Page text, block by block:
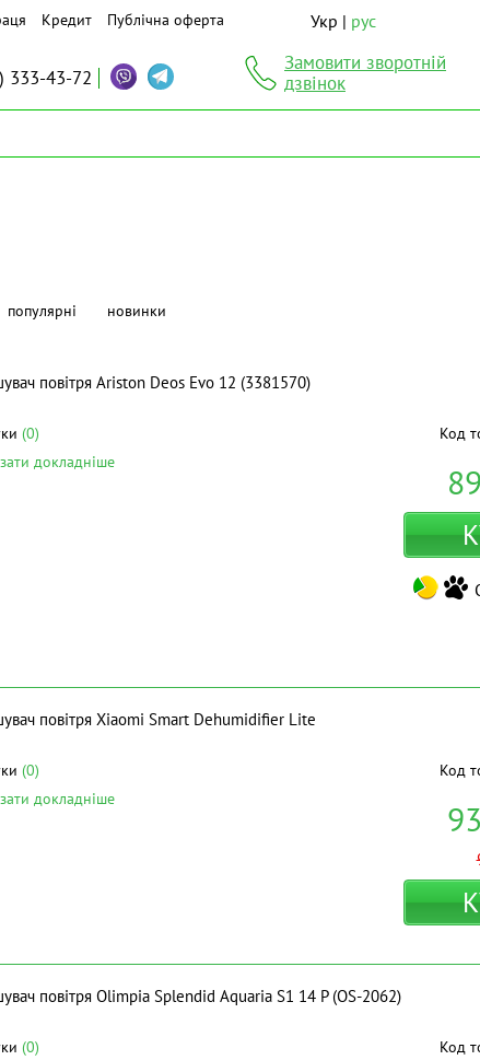
Кредит Публічна оферта Укр рус
333-43-72
Замовити зворотній
дзвінок
популярні новинки
повітря Ariston Deos Evo 12 (3381570)
(0)
докладніше
Код
повітря Xiaomi Smart Dehumidifier Lite
(0)
докладніше
Код
повітря Olimpia Splendid Aquaria S1 14 P (OS-2062)
(0)
Код